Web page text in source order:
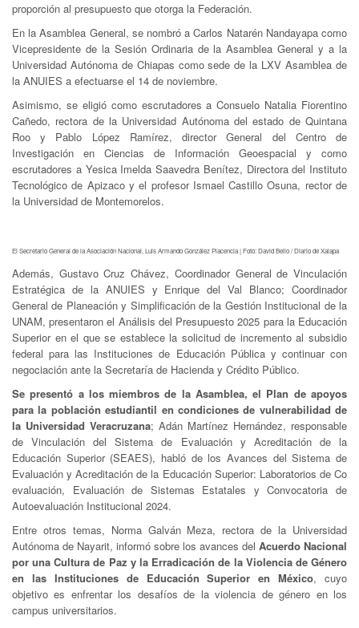
proporción al presupuesto que otorga la Federación.
En la Asamblea General, se nombró a Carlos Natarén Nandayapa como
Vicepresidente de la Sesión Ordinaria de la Asamblea General y a la
Universidad Autónoma de Chiapas como sede de la LXV Asamblea de
la ANUIES a efectuarse el 14 de noviembre.
Asimismo, se eligió como escrutadores a Consuelo Natalia Fiorentino
Cañedo, rectora de la Universidad Autónoma del estado de Quintana
Roo y Pablo López Ramírez, director General del Centro de
Investigación en Ciencias de Información Geoespacial y como
escrutadores a Yesica Imelda Saavedra Benítez, Directora del Instituto
Tecnológico de Apizaco y el profesor Ismael Castillo Osuna, rector de
la Universidad de Montemorelos.
El Secretario General de la Asociación Nacional, Luis Armando González Placencia | Foto: David Bello / Diario de Xalapa
Además, Gustavo Cruz Chávez, Coordinador General de Vinculación
Estratégica de la ANUIES y Enrique del Val Blanco; Coordinador
General de Planeación y Simplificación de la Gestión Institucional de la
UNAM, presentaron el Análisis del Presupuesto 2025 para la Educación
Superior en el que se establece la solicitud de incremento al subsidio
federal para las Instituciones de Educación Pública y continuar con
negociación ante la Secretaría de Hacienda y Crédito Público.
Se presentó a los miembros de la Asamblea, el Plan de apoyos
para la población estudiantil en condiciones de vulnerabilidad de
la Universidad Veracruzana; Adán Martínez Hernández, responsable
de Vinculación del Sistema de Evaluación y Acreditación de la
Educación Superior (SEAES), habló de los Avances del Sistema de
Evaluación y Acreditación de la Educación Superior: Laboratorios de Co
evaluación, Evaluación de Sistemas Estatales y Convocatoria de
Autoevaluación Institucional 2024.
Entre otros temas, Norma Galván Meza, rectora de la Universidad
Autónoma de Nayarit, informó sobre los avances del Acuerdo Nacional
por una Cultura de Paz y la Erradicación de la Violencia de Género
en las Instituciones de Educación Superior en México, cuyo
objetivo es enfrentar los desafíos de la violencia de género en los
campus universitarios.